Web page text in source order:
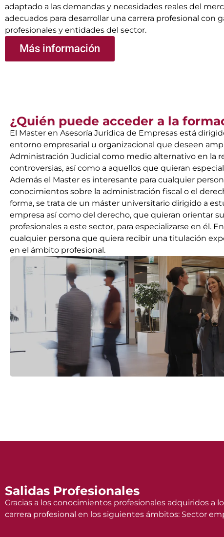
adaptado a las demandas y necesidades reales del
adecuados para desarrollar una carrera profesional
profesionales y entidades del sector.
Más información
¿Quién puede acceder a la
El Master en Asesoría Jurídica de Empresas está
entorno empresarial u organizacional que deseen
Administración Judicial como medio alternativo en la
controversias, así como a aquellos que quieran
Además el Master es interesante para cualquier
conocimientos sobre la administración fiscal o el
forma, se trata de un máster universitario dirigido a
empresa así como del derecho, que quieran orientar
profesionales a este sector, para especializarse en él.
cualquier persona que quiera recibir una titulación
en el ámbito profesional.
Salidas Profesionales
Gracias a los conocimientos profesionales adquiridos
carrera profesional en los siguientes ámbitos: Sector